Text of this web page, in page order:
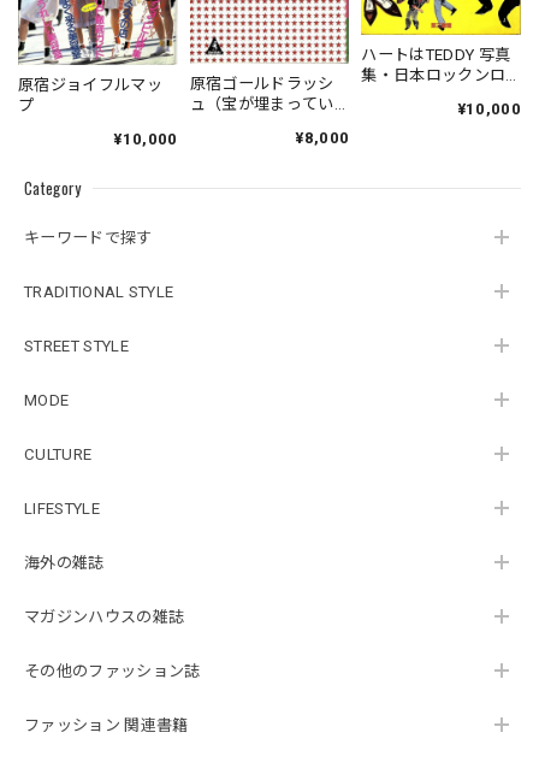
Category
キーワードで探す
TRADITIONAL STYLE
STREET STYLE
MODE
CULTURE
LIFESTYLE
海外の雑誌
マガジンハウスの雑誌
その他のファッション誌
ファッション 関連書籍
原宿ジョイフルマッ
プ
¥10,000
原宿ゴールドラッシ
ュ（宝が埋まってい
¥8,000
ハートはTEDDY 写真
集・日本ロックンロ
¥10,000